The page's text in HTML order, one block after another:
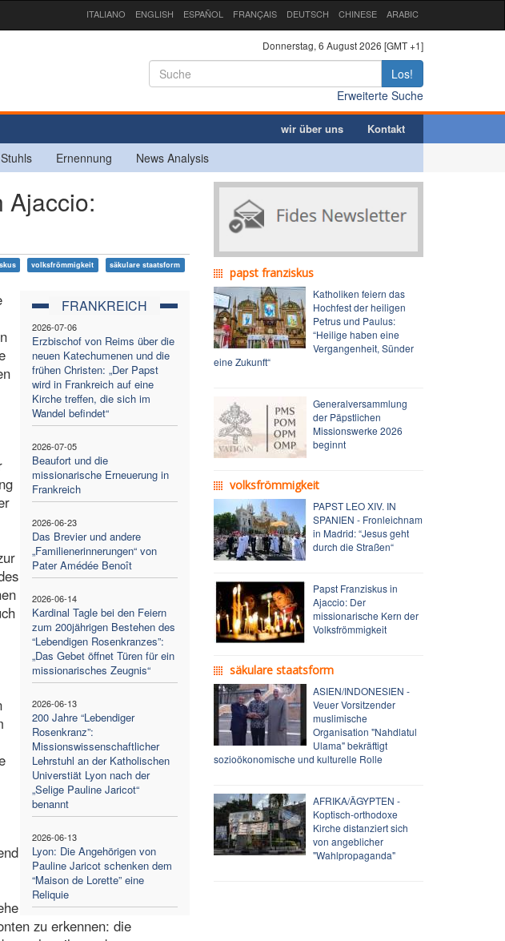
ITALIANO ENGLISH ESPAÑOL FRANÇAIS DEUTSCH CHINESE ARABIC
Donnerstag, 6 August 2026 [GMT +1]
Los!
Erweiterte Suche
wir über uns Kontakt
Ernennung News Analysis
Ajaccio:
volksfrömmigkeit säkulare staatsform
FRANKREICH
2026-07-06
Erzbischof von Reims über die
neuen Katechumenen und die
frühen Christen: „Der Papst
wird in Frankreich auf eine
Kirche treffen, die sich im
Wandel befindet“
2026-07-05
Beaufort und die
missionarische Erneuerung in
Frankreich
2026-06-23
Das Brevier und andere
„Familienerinnerungen“ von
Pater Amédée Benoît
2026-06-14
Kardinal Tagle bei den Feiern
zum 200jährigen Bestehen des
“Lebendigen Rosenkranzes”:
„Das Gebet öffnet Türen für ein
missionarisches Zeugnis“
2026-06-13
200 Jahre “Lebendiger
Rosenkranz”:
Missionswissenschaftlicher
Lehrstuhl an der Katholischen
Universtiät Lyon nach der
„Selige Pauline Jaricot“
benannt
2026-06-13
Lyon: Die Angehörigen von
Pauline Jaricot schenken dem
“Maison de Lorette” eine
Reliquie
zu erkennen: die
papst franziskus
Katholiken feiern das
Hochfest der heiligen
Petrus und Paulus:
“Heilige haben eine
Vergangenheit, Sünder
eine Zukunft“
Generalversammlung
der Päpstlichen
Missionswerke 2026
beginnt
volksfrömmigkeit
PAPST LEO XIV. IN
SPANIEN - Fronleichnam
in Madrid: “Jesus geht
durch die Straßen“
Papst Franziskus in
Ajaccio: Der
missionarische Kern der
Volksfrömmigkeit
säkulare staatsform
ASIEN/INDONESIEN -
Veuer Vorsitzender
muslimische
Organisation "Nahdlatul
Ulama" bekräftigt
sozioökonomische und kulturelle Rolle
AFRIKA/ÄGYPTEN -
Koptisch-orthodoxe
Kirche distanziert sich
von angeblicher
"Wahlpropaganda"